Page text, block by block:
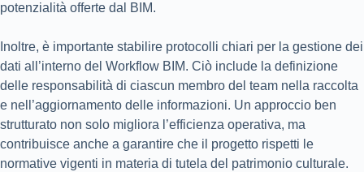
potenzialità offerte dal BIM.
Inoltre, è importante stabilire protocolli chiari per la gestione dei
dati all’interno del Workflow BIM. Ciò include la definizione
delle responsabilità di ciascun membro del team nella raccolta
e nell’aggiornamento delle informazioni. Un approccio ben
strutturato non solo migliora l’efficienza operativa, ma
contribuisce anche a garantire che il progetto rispetti le
normative vigenti in materia di tutela del patrimonio culturale.